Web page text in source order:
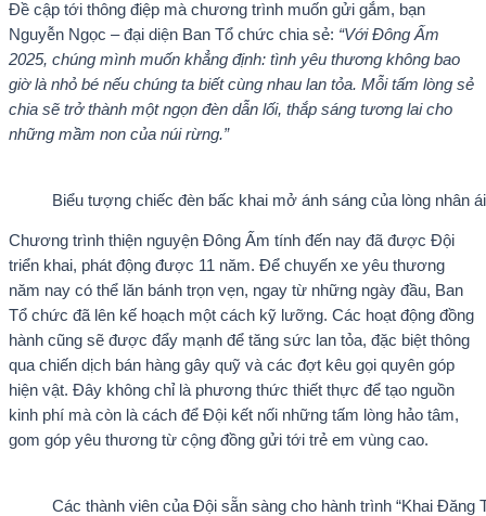
Đề cập tới thông điệp mà chương trình muốn gửi gắm, bạn
Nguyễn Ngọc – đại diện Ban Tổ chức chia sẻ: “VớiĐông Ấm
2025, chúng mình muốn khẳng định: tình yêu thương không bao
giờ là nhỏ bé nếu chúng ta biết cùng nhau lan tỏa. Mỗi tấm lòng sẻ
chia sẽ trở thành một ngọn đèn dẫn lối, thắp sáng tương lai cho
những mầm non của núi rừng.”
Biểu tượng chiếc đèn bấc khai mở ánh sáng của lòng nhân
Chương trình thiện nguyện Đông Ấm tính đến nay đã được Đội
triển khai, phát động được 11 năm. Để chuyến xe yêu thương
năm nay có thể lăn bánh trọn vẹn, ngay từ những ngày đầu, Ban
Tổ chức đã lên kế hoạch một cách kỹ lưỡng. Các hoạt động đồng
hành cũng sẽ được đẩy mạnh để tăng sức lan tỏa, đặc biệt thông
qua chiến dịch bán hàng gây quỹ và các đợt kêu gọi quyên góp
hiện vật. Đây không chỉ là phương thức thiết thực để tạo nguồn
kinh phí mà còn là cách để Đội kết nối những tấm lòng hảo tâm,
gom góp yêu thương từ cộng đồng gửi tới trẻ em vùng cao.
Các thành viên của Đội sẵn sàng cho hành trình “Khai Đăng